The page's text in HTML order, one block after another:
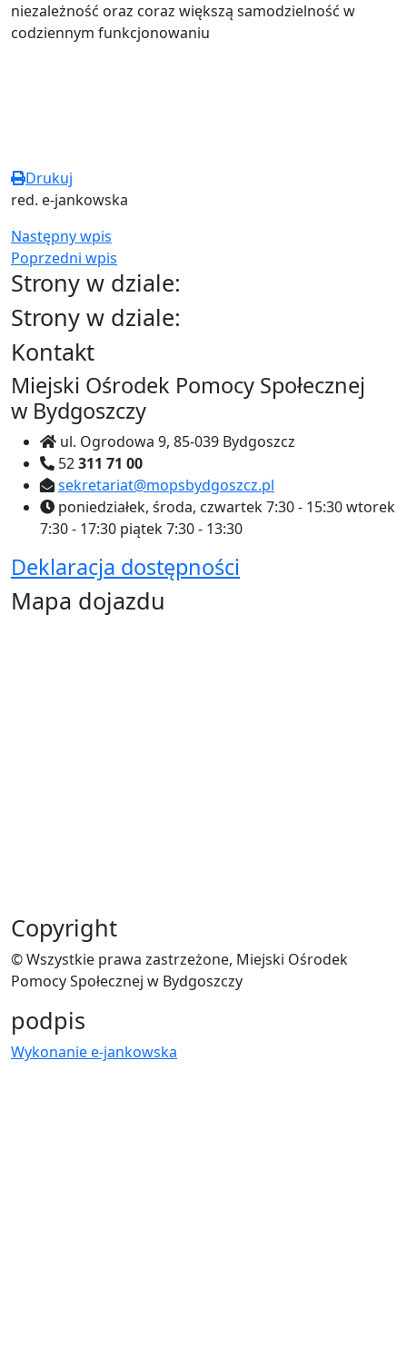
niezależność oraz coraz większą samodzielność w
codziennym funkcjonowaniu
Drukuj
red. e-jankowska
Następny wpis
Poprzedni wpis
Strony w dziale:
Strony w dziale:
Kontakt
Miejski Ośrodek Pomocy Społecznej
w Bydgoszczy
ul. Ogrodowa 9, 85-039 Bydgoszcz
52311 71 00
sekretariat@mopsbydgoszcz.pl
poniedziałek, środa, czwartek7:30 - 15:30wtorek
7:30 - 17:30 piątek7:30 - 13:30
Deklaracja dostępności
Mapa dojazdu
Copyright
© Wszystkie prawa zastrzeżone, Miejski Ośrodek
Pomocy Społecznej w Bydgoszczy
podpis
Wykonanie e-jankowska